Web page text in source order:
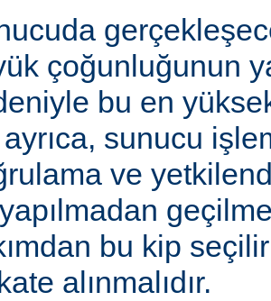
çoğunluğunun
bu en
sunucu
ve
bu kip
alınmalıdır.